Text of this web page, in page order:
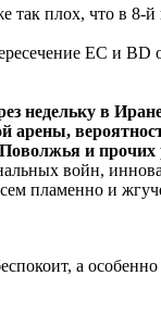
плох, что в 8-
ЕС и ВD
недельку в
арены,
и прочих
войн,
пламенно и
а